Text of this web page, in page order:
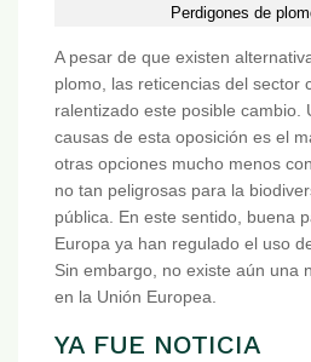
Perdigones de
A pesar de que existen
plomo, las reticencias del sector
ralentizado este posible cambio.
causas de esta oposición es el
otras opciones mucho menos
no tan peligrosas para la
pública. En este sentido, buena
Europa ya han regulado el uso
Sin embargo, no existe aún una
en la Unión Europea.
YA FUE NOTICIA